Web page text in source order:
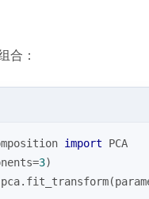
合：
import PCA
3)